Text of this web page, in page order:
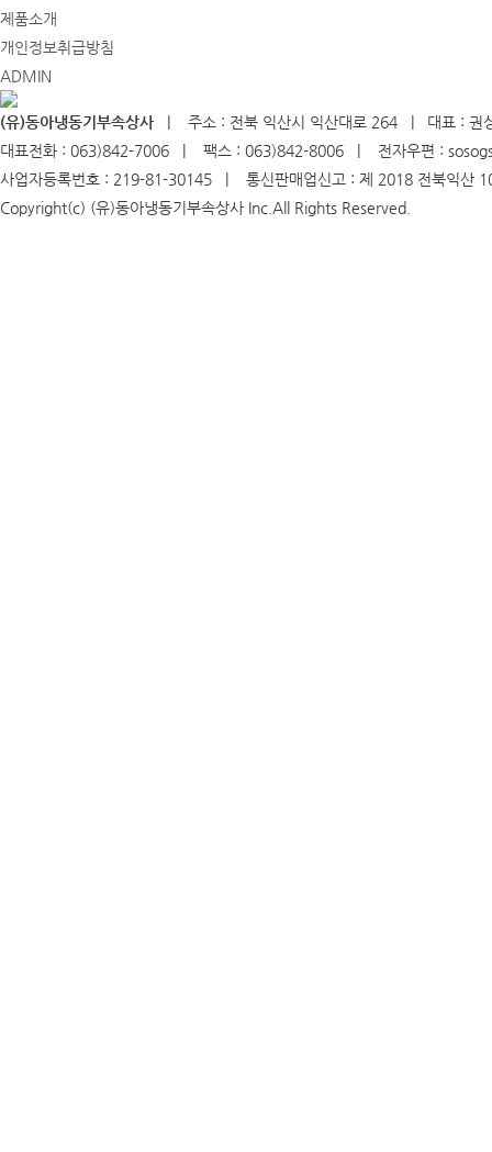
제품소개
개인정보취급방침
ADMIN
(유)동아냉동기부속상사 | 주소 : 전북 익산시 익산대로 264 | 대표 : 권
대표전화 : 063)842-7006 | 팩스 : 063)842-8006 | 전자우편 :
사업자등록번호 : 219-81-30145 | 통신판매업신고 : 제 2018 전북익산
Copyright(c) (유)동아냉동기부속상사 Inc.All Rights Reserved.